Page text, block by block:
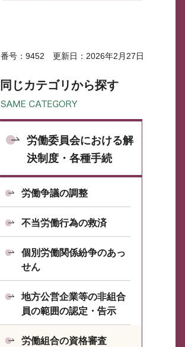
号：9452 更新日：2026年2月27日
同じカテゴリから探す
労働委員会における解
決制度・各種手続
労働争議の調整
不当労働行為の救済
個別労働関係紛争のあっ
せん
地方公営企業等の非組合
員の範囲の認定・告示
労働組合の資格審査